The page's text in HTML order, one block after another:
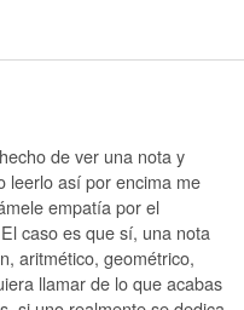
de ver una nota y
leerlo así por encima me
empatía por el
caso es que sí, una nota
aritmético, geométrico,
llamar de lo que acabas